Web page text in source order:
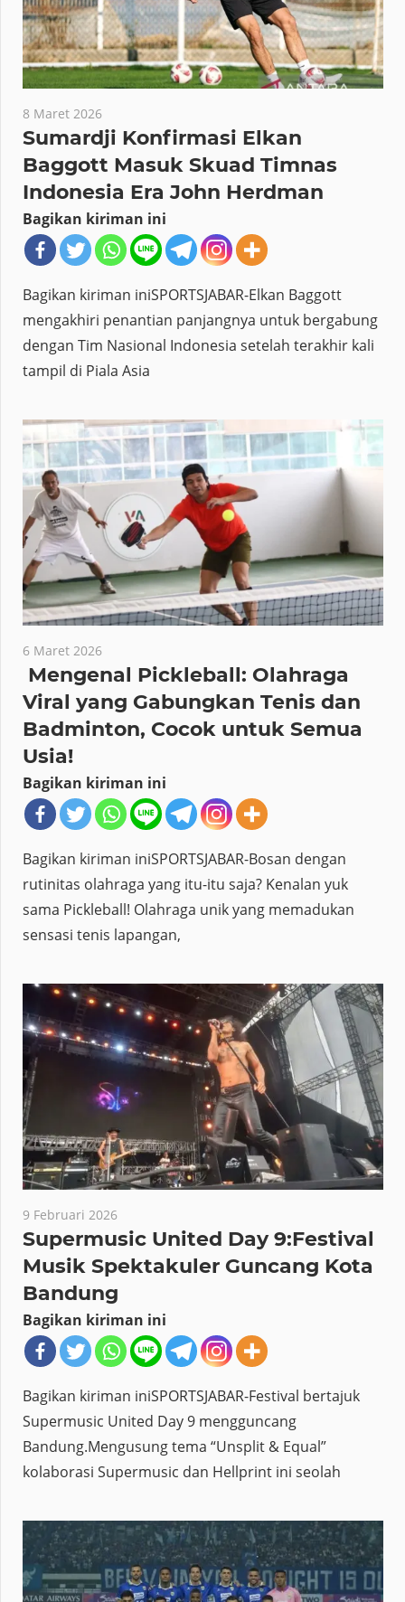
8 Maret 2026
Sumardji Konfirmasi Elkan
Baggott Masuk Skuad Timnas
Indonesia Era John Herdman
Bagikan kiriman ini
Bagikan kiriman iniSPORTSJABAR-Elkan Baggott
mengakhiri penantian panjangnya untuk bergabung
dengan Tim Nasional Indonesia setelah terakhir kali
tampil di Piala Asia
6 Maret 2026
Mengenal Pickleball: Olahraga
Viral yang Gabungkan Tenis dan
Badminton, Cocok untuk Semua
Usia!
Bagikan kiriman ini
Bagikan kiriman iniSPORTSJABAR-Bosan dengan
rutinitas olahraga yang itu-itu saja? Kenalan yuk
sama Pickleball! Olahraga unik yang memadukan
sensasi tenis lapangan,
9 Februari 2026
Supermusic United Day 9:Festival
Musik Spektakuler Guncang Kota
Bandung
Bagikan kiriman ini
Bagikan kiriman iniSPORTSJABAR-Festival bertajuk
Supermusic United Day 9 mengguncang
Bandung.Mengusung tema “Unsplit & Equal”
kolaborasi Supermusic dan Hellprint ini seolah